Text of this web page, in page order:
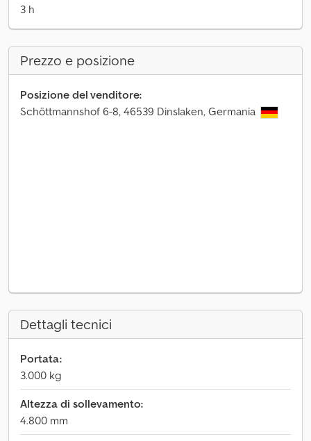
3 h
Prezzo e posizione
Posizione del venditore:
Schöttmannshof 6-8, 46539 Dinslaken, Germania
Dettagli tecnici
Portata:
3.000 kg
Altezza di sollevamento:
4.800 mm